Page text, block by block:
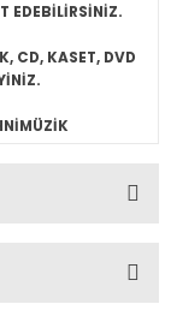
EDEBİLİRSİNİZ.
CD, KASET, DVD